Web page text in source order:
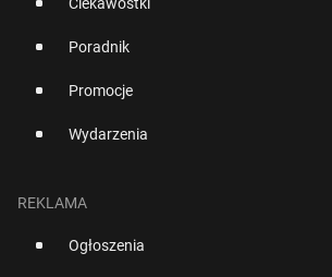
Poradnik
Promocje
Wydarzenia
REKLAMA
Ogłoszenia